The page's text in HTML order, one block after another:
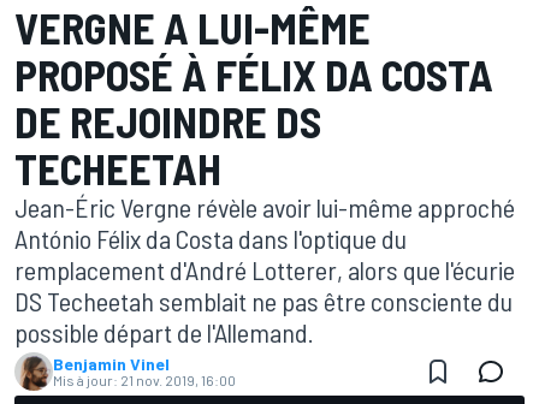
VERGNE A LUI-MÊME
PROPOSÉ À FÉLIX DA COSTA
DE REJOINDRE DS
TECHEETAH
Jean-Éric Vergne révèle avoir lui-même approché
António Félix da Costa dans l'optique du
remplacement d'André Lotterer, alors que l'écurie
DS Techeetah semblait ne pas être consciente du
possible départ de l'Allemand.
Benjamin Vinel
Mis à jour: 21 nov. 2019, 16:00